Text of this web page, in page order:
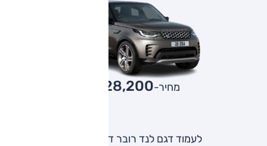
מחיר-₪728,200
לעמוד דגם לנד רובר דיסקברי